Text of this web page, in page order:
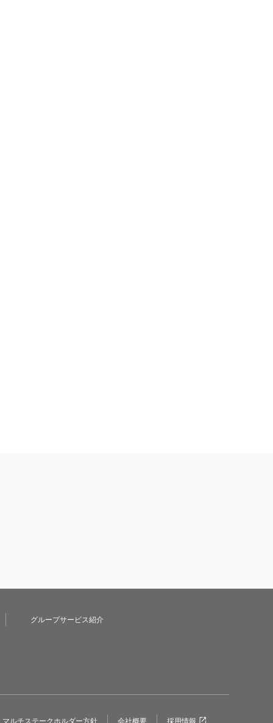
グループサービス紹介
マルチステークホルダー方針 会社概要 採用情報